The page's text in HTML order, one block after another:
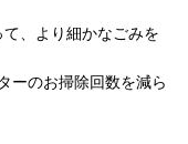
、より細かなごみを
ーのお掃除回数を減ら